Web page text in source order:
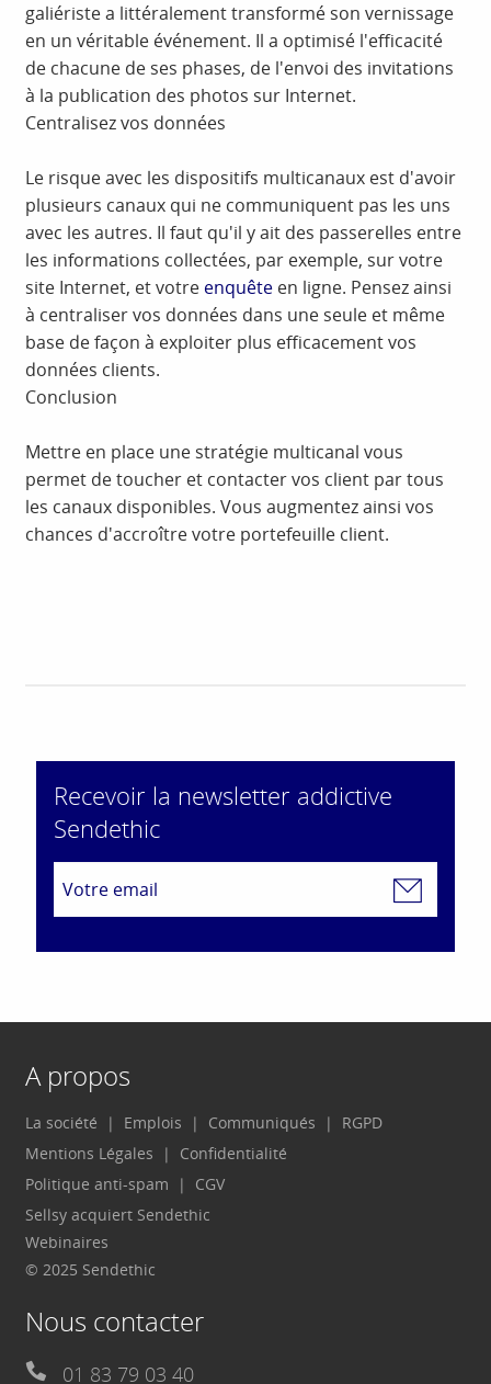
galiériste a littéralement transformé son vernissage
en un véritable événement. Il a optimisé l'efficacité
de chacune de ses phases, de l'envoi des invitations
à la publication des photos sur Internet.
Centralisez vos données
Le risque avec les dispositifs multicanaux est d'avoir
plusieurs canaux qui ne communiquent pas les uns
avec les autres. Il faut qu'il y ait des passerelles entre
les informations collectées, par exemple, sur votre
site Internet, et votre enquête en ligne. Pensez ainsi
à centraliser vos données dans une seule et même
base de façon à exploiter plus efficacement vos
données clients.
Conclusion
Mettre en place une stratégie multicanal vous
permet de toucher et contacter vos client par tous
les canaux disponibles. Vous augmentez ainsi vos
chances d'accroître votre portefeuille client.
Recevoir la newsletter addictive
Sendethic
A propos
La société Emplois Communiqués
RGPD
Mentions Légales
Confidentialité
Politique anti-spam
CGV
Sellsy acquiert Sendethic
Webinaires
© 2025 Sendethic
Nous contacter
01 83 79 03 40